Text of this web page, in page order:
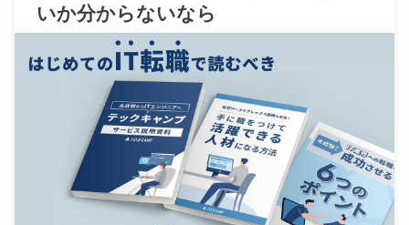
いか分からないなら